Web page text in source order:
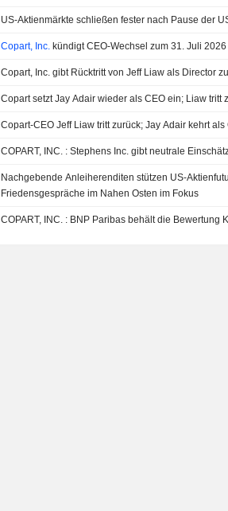
US-Aktienmärkte schließen fester nach Pause der
Copart, Inc. kündigt CEO-Wechsel zum 31. Juli 2026
Copart, Inc. gibt Rücktritt von Jeff Liaw als Director
Copart setzt Jay Adair wieder als CEO ein; Liaw tritt
Copart-CEO Jeff Liaw tritt zurück; Jay Adair kehrt als
COPART, INC. : Stephens Inc. gibt neutrale
Nachgebende Anleiherenditen stützen US-
Friedensgespräche im Nahen Osten im Fokus
COPART, INC. : BNP Paribas behält die